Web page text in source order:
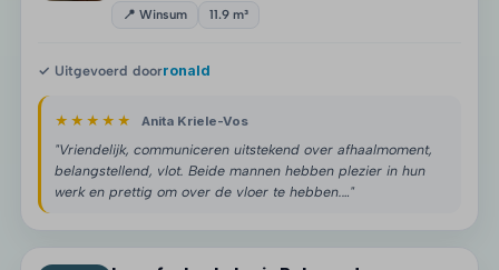
📍 Winsum 11.9 m³
✓ Uitgevoerd doorronald
★★★★★ Anita Kriele-Vos
"Vriendelijk, communiceren uitstekend over afhaalmoment,
belangstellend, vlot. Beide mannen hebben plezier in hun
werk en prettig om over de vloer te hebben.…"